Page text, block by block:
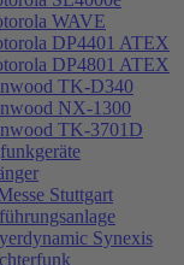
WAVE
DP4401 ATEX
DP4801 ATEX
TK-D340
NX-1300
TK-3701D
Stuttgart
Synexis